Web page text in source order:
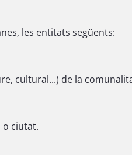
les entitats següents:
cultural...) de la
o ciutat.